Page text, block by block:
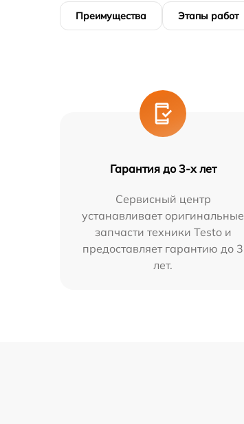
Преимущества Этапы работ
Гарантия до 3-х лет
Сервисный центр
устанавливает оригинальные
запчасти техники Testo и
предоставляет гарантию до 3
лет.